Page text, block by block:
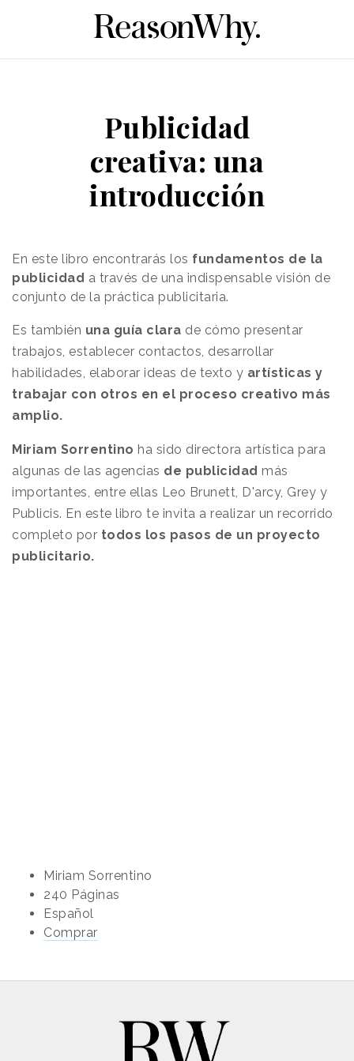
Publicidad
creativa: una
introducción
En este libro encontrarás los fundamentos de la
publicidad a través de una indispensable visión de
conjunto de la práctica publicitaria.
Es también una guía clara de cómo presentar
trabajos, establecer contactos, desarrollar
habilidades, elaborar ideas de texto y artísticas y
trabajar con otros en el proceso creativo más
amplio.
Miriam Sorrentino ha sido directora artística para
algunas de las agencias de publicidad más
importantes, entre ellas Leo Brunett, D'arcy, Grey y
Publicis. En este libro te invita a realizar un recorrido
completo por todos los pasos de un proyecto
publicitario.
Miriam Sorrentino
240 Páginas
Español
Comprar